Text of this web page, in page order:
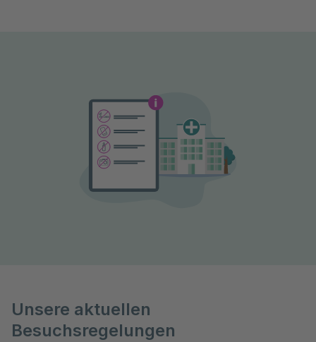
Unsere aktuellen
Besuchsregelungen